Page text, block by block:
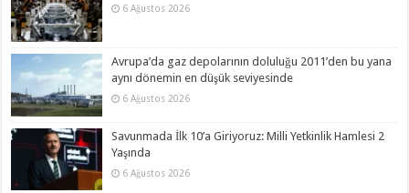
6 Ağustos 2026
Avrupa’da gaz depolarının doluluğu 2011’den bu yana
aynı dönemin en düşük seviyesinde
6 Ağustos 2026
Savunmada İlk 10’a Giriyoruz: Milli Yetkinlik Hamlesi 2
Yaşında
6 Ağustos 2026